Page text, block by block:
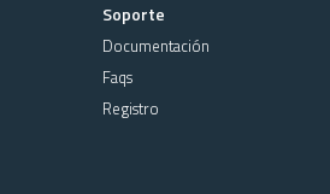
Soporte
Documentación
Faqs
Registro